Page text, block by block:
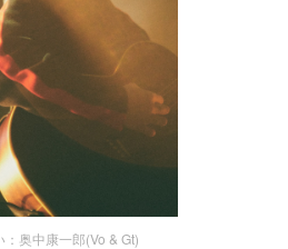
：奥中康一郎(Vo & Gt)